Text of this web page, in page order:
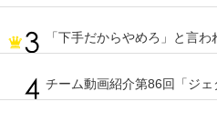
「下手だからやめろ」と言わ
チーム動画紹介第86回「ジェ